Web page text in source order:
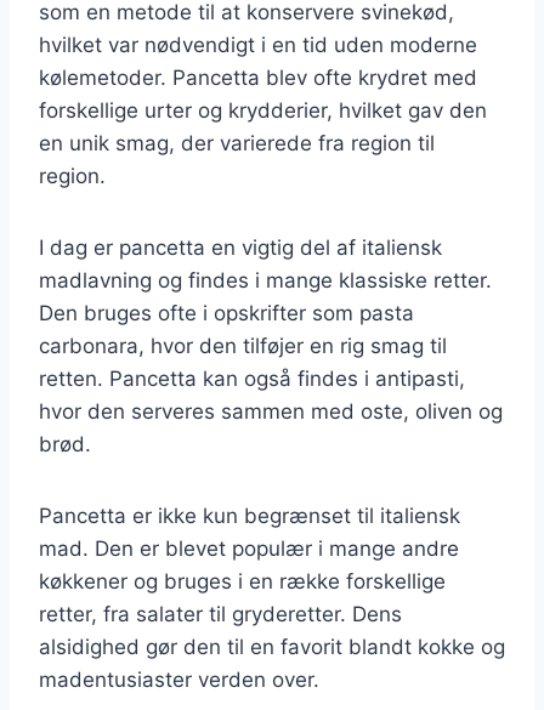
som en metode til at konservere svinekød,
hvilket var nødvendigt i en tid uden moderne
kølemetoder. Pancetta blev ofte krydret med
forskellige urter og krydderier, hvilket gav den
en unik smag, der varierede fra region til
region.
I dag er pancetta en vigtig del af italiensk
madlavning og findes i mange klassiske retter.
Den bruges ofte i opskrifter som pasta
carbonara, hvor den tilføjer en rig smag til
retten. Pancetta kan også findes i antipasti,
hvor den serveres sammen med oste, oliven og
brød.
Pancetta er ikke kun begrænset til italiensk
mad. Den er blevet populær i mange andre
køkkener og bruges i en række forskellige
retter, fra salater til gryderetter. Dens
alsidighed gør den til en favorit blandt kokke og
madentusiaster verden over.